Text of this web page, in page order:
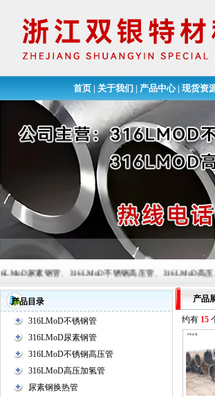
首页 | 关于我们 | 产品中心| 现货资
尿素钢管、316LMoD不锈钢高压管、316LMoD高压
产品目录
316LMoD不锈钢管
316LMoD尿素钢管
316LMoD不锈钢高压管
316LMoD高压加氢管
尿素钢换热管
产品
约有 15